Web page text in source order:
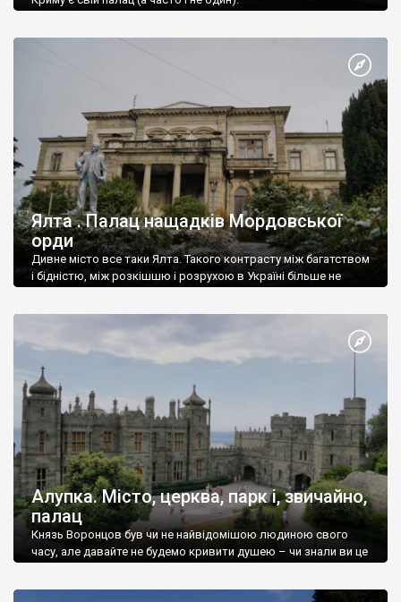
Ялта . Палац нащадків Мордовської
орди
Дивне місто все таки Ялта. Такого контрасту між багатством
і бідністю, між розкішшю і розрухою в Україні більше не
Алупка. Місто, церква, парк і, звичайно,
палац
Князь Воронцов був чи не найвідомішою людиною свого
часу, але давайте не будемо кривити душею – чи знали ви це